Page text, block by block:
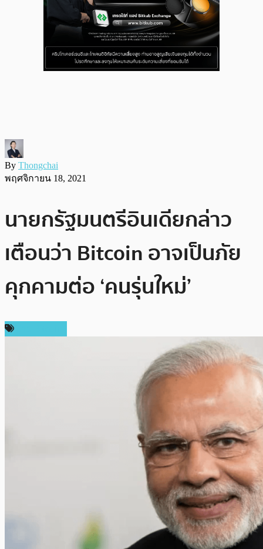
By Thongchai
พฤศจิกายน 18, 2021
นายกรัฐมนตรีอินเดียกล่าว
เตือนว่า Bitcoin อาจเป็นภัย
คุกคามต่อ ‘คนรุ่นใหม่’